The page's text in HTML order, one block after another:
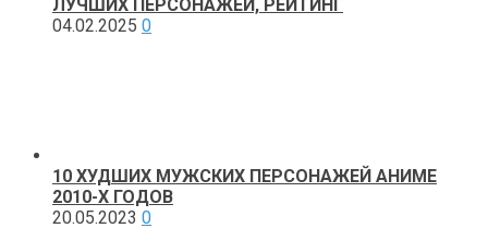
ЛУЧШИХ ПЕРСОНАЖЕЙ, РЕЙТИНГ
04.02.2025 0
10 ХУДШИХ МУЖСКИХ ПЕРСОНАЖЕЙ АНИМЕ
2010-Х ГОДОВ
20.05.2023 0